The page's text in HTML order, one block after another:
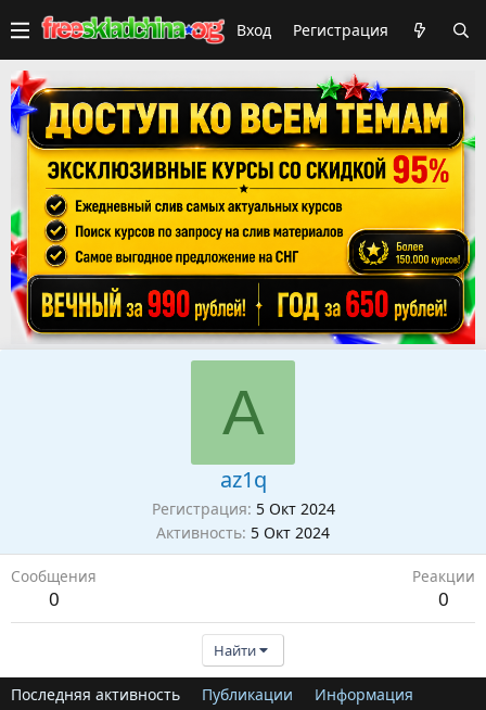
Вход Регистрация
A
az1q
Регистрация 5 Окт 2024
Активность 5 Окт 2024
Сообщения
0
Реакции
0
Найти
Последняя активность Публикации Информация